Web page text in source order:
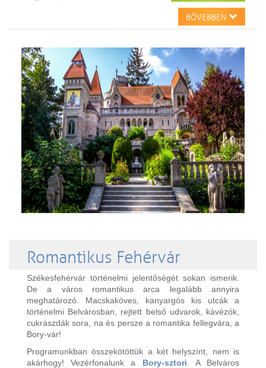
BŐVEBBEN
Romantikus Fehérvár
Székesfehérvár történelmi jelentőségét sokan ismerik.
De a város romantikus arca legalább annyira
meghatározó. Macskaköves, kanyargós kis utcák a
történelmi Belvárosban, rejtett belső udvarok, kávézók,
cukrászdák sora, na és persze a romantika fellegvára, a
Bory-vár!
Programunkban összekötöttük a két helyszínt, nem is
akárhogy! Vezérfonalunk a Bory-sztori . A Belváros